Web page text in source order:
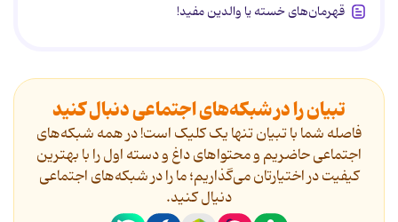
قهرمان‌های خسته یا والدین مفید!
تبیان را در شبکه‌های اجتماعی دنبال کنید
فاصله شما با تبیان تنها یک کلیک است! در همه شبکه‌های
اجتماعی حاضریم و محتواهای داغ و دسته اول را با بهترین
کیفیت در اختیارتان می‌گذاریم؛ ما را در شبکه‌های اجتماعی
دنیال کنید.